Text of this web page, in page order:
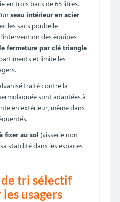
en trois bacs de 65 litres.
seau intérieur en acier
les sacs poubelle
des équipes
fermeture par clé triangle
et limite les
traité contre la
sont adaptées à
en extérieur, même dans
fixer au sol (visserie non
stabilité dans les espaces
tri sélectif
usagers